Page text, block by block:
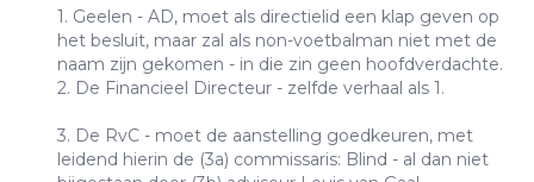
1. Geelen - AD, moet als directielid een klap geven op
het besluit, maar zal als non-voetbalman niet met de
naam zijn gekomen - in die zin geen hoofdverdachte.
2. De Financieel Directeur - zelfde verhaal als 1.
3. De RvC - moet de aanstelling goedkeuren, met
leidend hierin de (3a) commissaris: Blind - al dan niet